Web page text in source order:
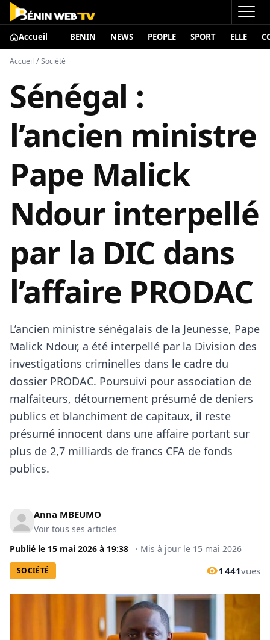
Accueil BENIN NEWS PEOPLE SPORT ELLE
Accueil / Société
Sénégal :
l’ancien ministre
Pape Malick
Ndour interpellé
par la DIC dans
l’affaire PRODAC
L’ancien ministre sénégalais de la Jeunesse, Pape
Malick Ndour, a été interpellé par la Division des
investigations criminelles dans le cadre du
dossier PRODAC. Poursuivi pour association de
malfaiteurs, détournement présumé de deniers
publics et blanchiment de capitaux, il reste
présumé innocent dans une affaire portant sur
plus de 2,7 milliards de francs CFA de fonds
publics.
Anna MBEUMO
Voir tous ses articles
Publié le 15 mai 2026 à 19:38 · Mis à jour le 15 mai 2026
SOCIÉTÉ 1 441vues